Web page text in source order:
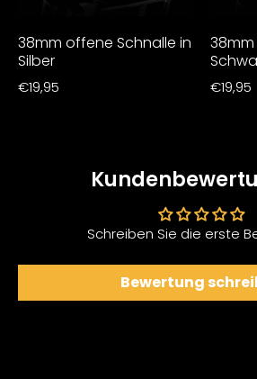
38mm offene Schnalle in
Silber
€19,95 €19,95
Schreiben Sie die erste
Bewertung